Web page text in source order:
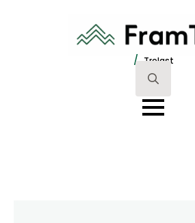
/ Trelast
Search
for: